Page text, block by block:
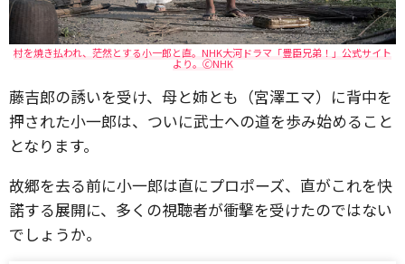
村を焼き払われ、茫然とする小一郎と直。NHK大河ドラマ「豊臣兄弟！」公式サイト
より。🄫NHK
藤吉郎の誘いを受け、母と姉とも（宮澤エマ）に背中を
押された小一郎は、ついに武士への道を歩み始めること
となります。
故郷を去る前に小一郎は直にプロポーズ、直がこれを快
諾する展開に、多くの視聴者が衝撃を受けたのではない
でしょうか。